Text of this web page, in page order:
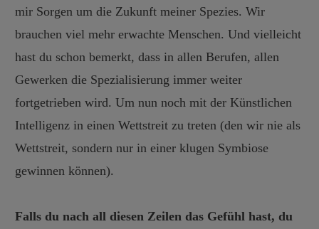
mir Sorgen um die Zukunft meiner Spezies. Wir
brauchen viel mehr erwachte Menschen. Und vielleicht
hast du schon bemerkt, dass in allen Berufen, allen
Gewerken die Spezialisierung immer weiter
fortgetrieben wird. Um nun noch mit der Künstlichen
Intelligenz in einen Wettstreit zu treten (den wir nie als
Wettstreit, sondern nur in einer klugen Symbiose
gewinnen können).
Falls du nach all diesen Zeilen das Gefühl hast, du